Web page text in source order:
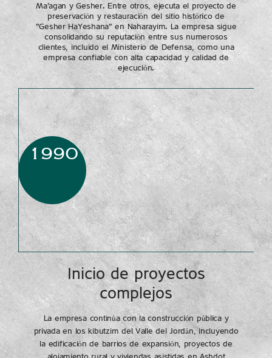
Ma’agan y Gesher. Entre otros, ejecuta el proyecto de
preservación y restauración del sitio histórico de
"Gesher HaYeshana" en Naharayim. La empresa sigue
consolidando su reputación entre sus numerosos
clientes, incluido el Ministerio de Defensa, como una
empresa confiable con alta capacidad y calidad de
ejecución.
1990
Inicio de proyectos
complejos
La empresa continúa con la construcción pública y
privada en los kibutzim del Valle del Jordán, incluyendo
la edificación de barrios de expansión, proyectos de